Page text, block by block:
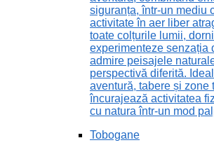
siguranța, într-un mediu
activitate în aer liber
toate colțurile lumii,
experimenteze senzația
admire peisajele
perspectivă diferită.
aventură, tabere și zone
încurajează activitatea
cu natura într-un mod
Tobogane